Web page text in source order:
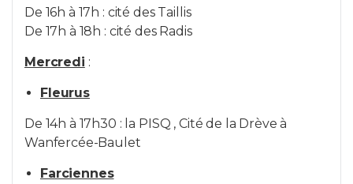
De 16h à 17h : cité des Taillis
De 17h à 18h : cité des Radis
Mercredi :
Fleurus
De 14h à 17h30 : la PISQ , Cité de la Drève à
Wanfercée-Baulet
Farciennes